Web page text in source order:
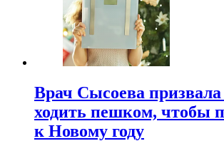
Врач Сысоева
ходить пешком, чтобы
к Новому году